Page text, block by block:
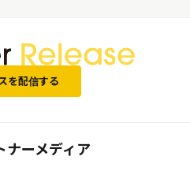
を配信する
ナーメディア